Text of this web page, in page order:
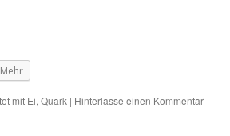
Mehr
mit Ei, Quark | Hinterlasse einen Kommentar